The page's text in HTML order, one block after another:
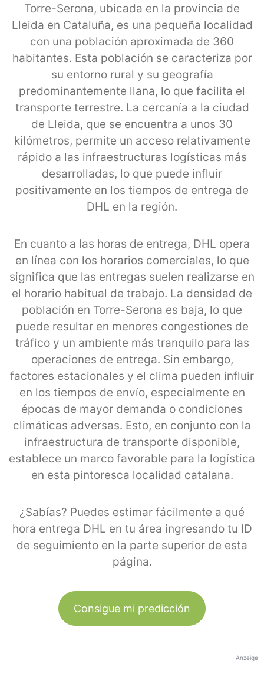
Torre-Serona, ubicada en la provincia de
Lleida en Cataluña, es una pequeña localidad
con una población aproximada de 360
habitantes. Esta población se caracteriza por
su entorno rural y su geografía
predominantemente llana, lo que facilita el
transporte terrestre. La cercanía a la ciudad
de Lleida, que se encuentra a unos 30
kilómetros, permite un acceso relativamente
rápido a las infraestructuras logísticas más
desarrolladas, lo que puede influir
positivamente en los tiempos de entrega de
DHL en la región.
En cuanto a las horas de entrega, DHL opera
en línea con los horarios comerciales, lo que
significa que las entregas suelen realizarse en
el horario habitual de trabajo. La densidad de
población en Torre-Serona es baja, lo que
puede resultar en menores congestiones de
tráfico y un ambiente más tranquilo para las
operaciones de entrega. Sin embargo,
factores estacionales y el clima pueden influir
en los tiempos de envío, especialmente en
épocas de mayor demanda o condiciones
climáticas adversas. Esto, en conjunto con la
infraestructura de transporte disponible,
establece un marco favorable para la logística
en esta pintoresca localidad catalana.
¿Sabías? Puedes estimar fácilmente a qué
hora entrega DHL en tu área ingresando tu ID
de seguimiento en la parte superior de esta
página.
Consigue mi predicción
Anzeige